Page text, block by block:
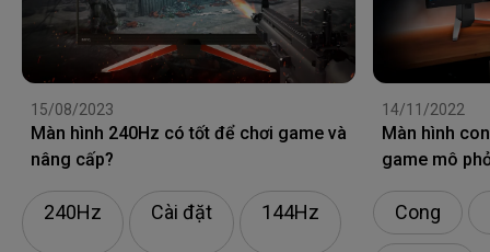
15/08/2023
Màn hình 240Hz có tốt để chơi game và
nâng cấp?
240Hz Cài đặt 144Hz
14/11/2022
Màn hình
game mô
Cong